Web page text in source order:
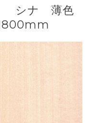
シナ 薄色